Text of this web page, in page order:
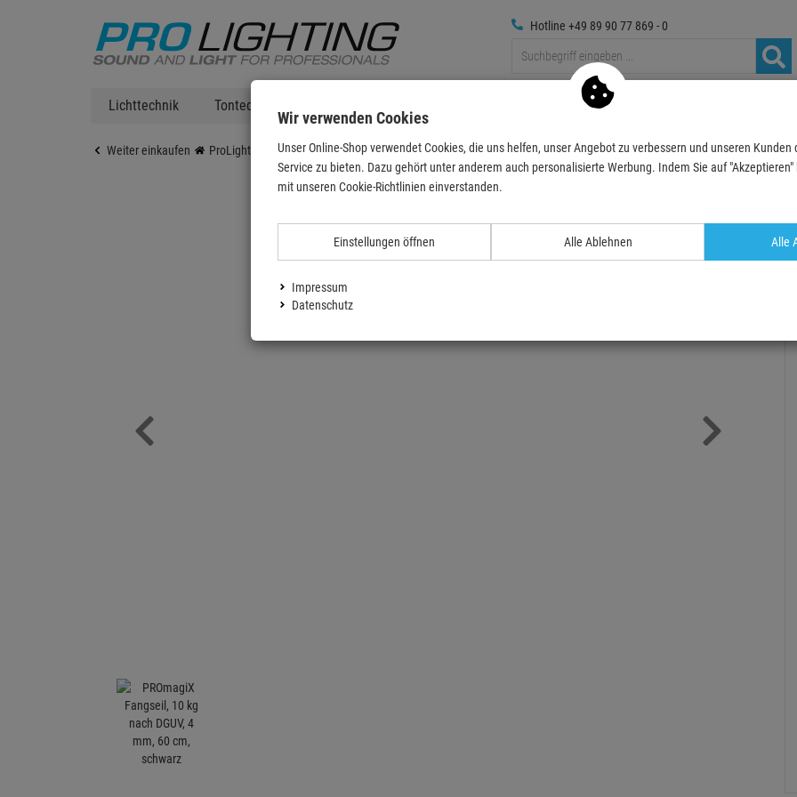
Hotline +49 89 90 77 869 - 0
Lichttechnik Tontechnik Medientechnik
Weiter einkaufen ProLighting Zubehör Bühnenzubehör Sicherungsseile PROmagiX Fangseil, 10 kg nach DGUV, 4 mm, 60
TOPSELLER
Wir verwenden Cookies
Unser Online-Shop verwendet Cookies, die uns helfen, unser Angebot zu verbessern und unseren
Service zu bieten. Dazu gehört unter anderem auch personalisierte Werbung. Indem Sie auf "Akzeptieren"
mit unseren Cookie-Richtlinien einverstanden.
Einstellungen öffnen Alle Ablehnen Alle
Impressum
Datenschutz